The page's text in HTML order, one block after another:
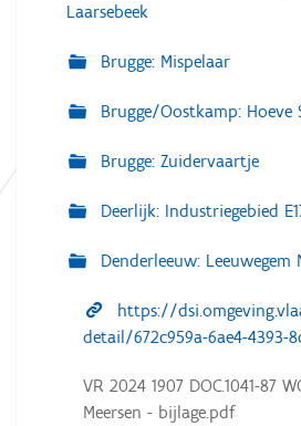
Laarsebeek
Brugge: Mispelaar
Brugge/Oostkamp: Hoeve
Brugge: Zuidervaartje
Deerlijk: Industriegebied
Denderleeuw: Leeuwegem
https://
detail/672c959a-6ae4-4393-
VR 2024 1907 DOC.1041-87
Meersen - bijlage.pdf